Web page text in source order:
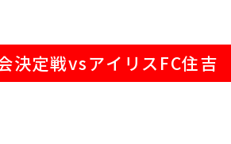
決定戦vsアイリスFC住吉